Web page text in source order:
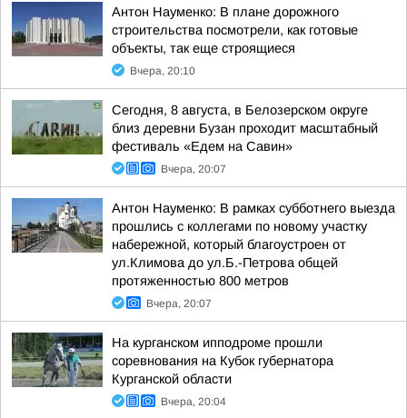
Антон Науменко: В плане дорожного
строительства посмотрели, как готовые
объекты, так еще строящиеся
Вчера, 20:10
Сегодня, 8 августа, в Белозерском округе
близ деревни Бузан проходит масштабный
фестиваль «Едем на Савин»
Вчера, 20:07
Антон Науменко: В рамках субботнего выезда
прошлись с коллегами по новому участку
набережной, который благоустроен от
ул.Климова до ул.Б.-Петрова общей
протяженностью 800 метров
Вчера, 20:07
На курганском ипподроме прошли
соревнования на Кубок губернатора
Курганской области
Вчера, 20:04